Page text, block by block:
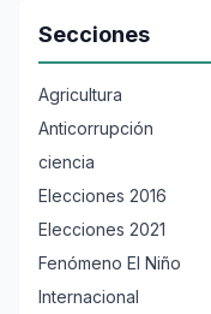
Secciones
Agricultura
Anticorrupción
ciencia
Elecciones 2016
Elecciones 2021
Fenómeno El Niño
Internacional